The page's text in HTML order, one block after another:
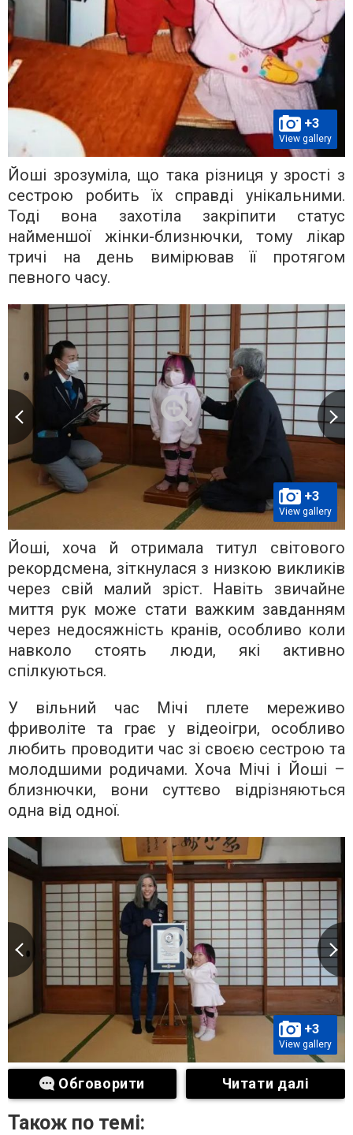
+3
View gallery
Йоші зрозуміла, що така різниця у зрості з
сестрою робить їх справді унікальними.
Тоді вона захотіла закріпити статус
найменшої жінки-близнючки, тому лікар
тричі на день вимірював її протягом
певного часу.
+3
View gallery
Йоші, хоча й отримала титул світового
рекордсмена, зіткнулася з низкою викликів
через свій малий зріст. Навіть звичайне
миття рук може стати важким завданням
через недосяжність кранів, особливо коли
навколо стоять люди, які активно
спілкуються.
У вільний час Мічі плете мереживо
фриволіте та грає у відеоігри, особливо
любить проводити час зі своєю сестрою та
молодшими родичами. Хоча Мічі і Йоші –
близнючки, вони суттєво відрізняються
одна від одної.
+3
View gallery
Обговорити Читати далі
Також по темі: